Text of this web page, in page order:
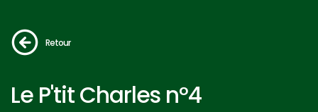
Retour
Le P'tit Charles n°4